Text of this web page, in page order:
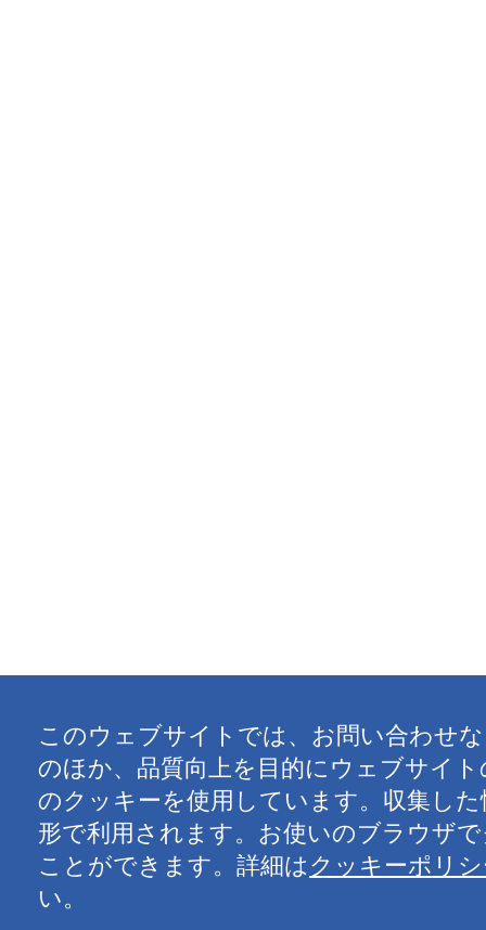
このウェブサイトでは、お問い合わせ
のほか、品質向上を目的にウェブサイ
のクッキーを使用しています。収集し
形で利用されます。お使いのブラウザ
ことができます。詳細はクッキーポリ
い。